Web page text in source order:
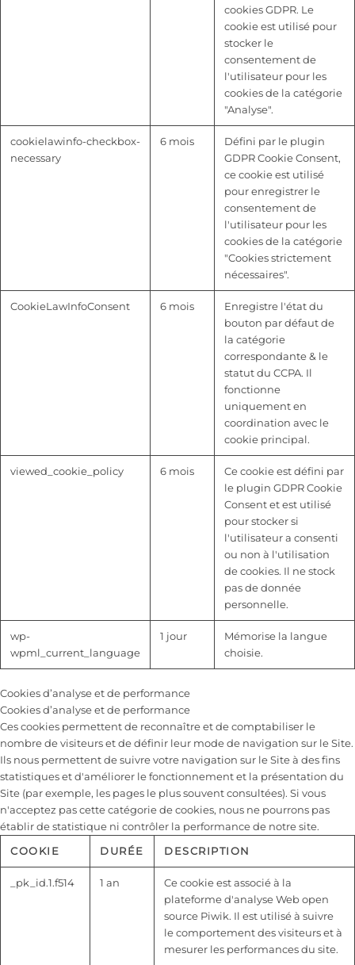
cookies GDPR. Le
cookie est utilisé pour
stocker le
consentement de
l'utilisateur pour les
cookies de la catégorie
"Analyse".
cookielawinfo-checkbox-
necessary
6 mois
Défini par le plugin
GDPR Cookie Consent,
ce cookie est utilisé
pour enregistrer le
consentement de
l'utilisateur pour les
cookies de la catégorie
"Cookies strictement
nécessaires".
CookieLawInfoConsent 6 mois
Enregistre l'état du
bouton par défaut de
la catégorie
correspondante & le
statut du CCPA. Il
fonctionne
uniquement en
coordination avec le
cookie principal.
viewed_cookie_policy 6 mois
Ce cookie est défini par
le plugin GDPR Cookie
Consent et est utilisé
pour stocker si
l'utilisateur a consenti
ou non à l'utilisation
de cookies. Il ne stock
pas de donnée
personnelle.
wp-
wpml_current_language
1 jour
Mémorise la langue
choisie.
Cookies d’analyse et de performance
Cookies d’analyse et de performance
Ces cookies permettent de reconnaître et de comptabiliser le
nombre de visiteurs et de définir leur mode de navigation sur le Site.
Ils nous permettent de suivre votre navigation sur le Site à des fins
statistiques et d'améliorer le fonctionnement et la présentation du
Site (par exemple, les pages le plus souvent consultées). Si vous
n'acceptez pas cette catégorie de cookies, nous ne pourrons pas
établir de statistique ni contrôler la performance de notre site.
COOKIE
DURÉE DESCRIPTION
_pk_id.1.f514 1 an
Ce cookie est associé à la
plateforme d'analyse Web open
source Piwik. Il est utilisé à suivre
le comportement des visiteurs et à
mesurer les performances du site.